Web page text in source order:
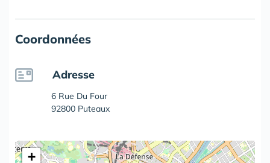
Coordonnées
Adresse
6 Rue Du Four
92800 Puteaux
+